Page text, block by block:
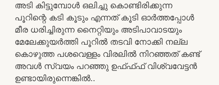
അടി കിട്ടുമ്പോൾ ഒലിച്ചു കൊണ്ടിരിക്കുന്ന
പൂറിന്റെ കടി കൂടും എന്നത് കൂടി ഓർത്തപ്പോൾ
മീര ധരിച്ചിരുന്ന നൈറ്റിയും അടിപാവാടയും
മേലേക്കുയർത്തി പൂറിൽ തടവി നോക്കി നല്ല
കൊഴുത്ത പശവെള്ളം വിരലിൽ നിറഞ്ഞത് കണ്ട്
അവൾ സ്വയം പറഞ്ഞു ഉഫ്ഫ്ഫ്‌ വിശ്വവേട്ടൻ
ഉണ്ടായിരുന്നെങ്കിൽ..